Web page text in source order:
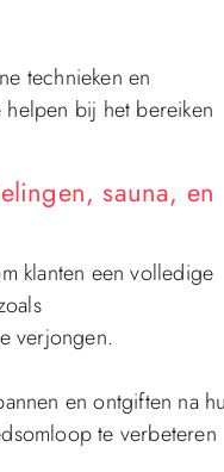
technieken en
helpen bij het bereiken
sauna, en
klanten een volledige
verjongen.
en ontgiften na
te verbeteren